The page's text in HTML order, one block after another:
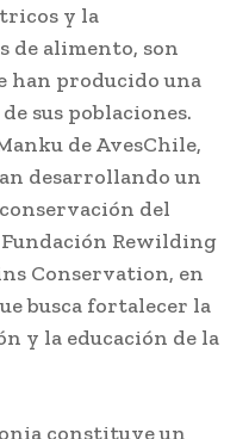
y la
de alimento, son
han producido una
sus poblaciones.
de AvesChile,
desarrollando un
del
Fundación Rewilding
Conservation, en
busca fortalecer la
y la educación de la
constituye un